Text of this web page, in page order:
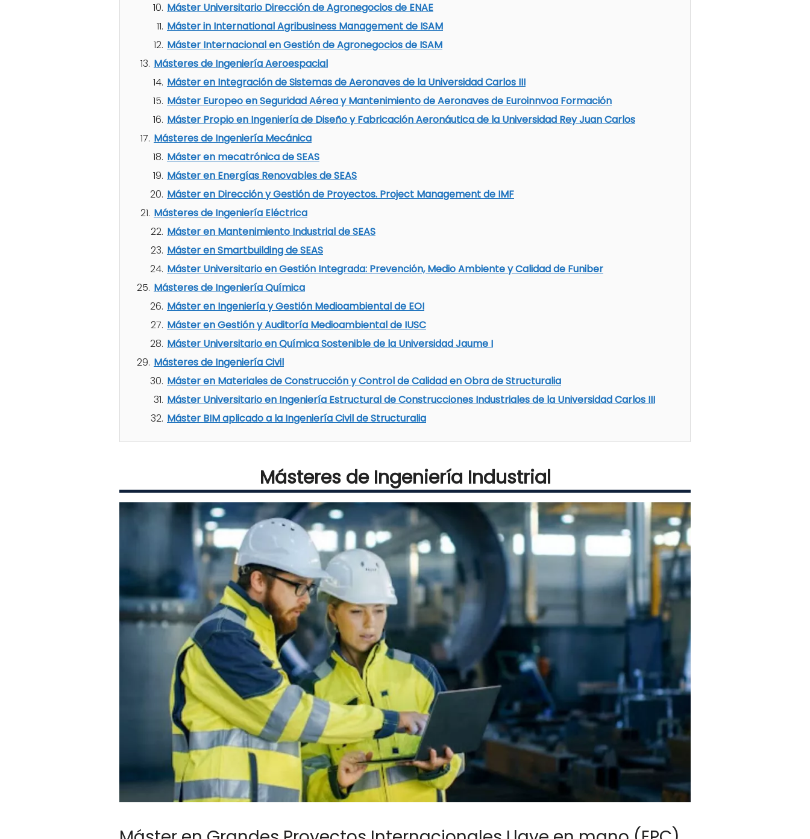
Máster Universitario Dirección de Agronegocios de ENAE
Máster in International Agribusiness Management de ISAM
Máster Internacional en Gestión de Agronegocios de ISAM
Másteres de Ingeniería Aeroespacial
Máster en Integración de Sistemas de Aeronaves de la Universidad Carlos III
Máster Europeo en Seguridad Aérea y Mantenimiento de Aeronaves de Euroinnvoa Formación
Máster Propio en Ingeniería de Diseño y Fabricación Aeronáutica de la Universidad Rey Juan Carlos
Másteres de Ingeniería Mecánica
Máster en mecatrónica de SEAS
Máster en Energías Renovables de SEAS
Máster en Dirección y Gestión de Proyectos. Project Management de IMF
Másteres de Ingeniería Eléctrica
Máster en Mantenimiento Industrial de SEAS
Máster en Smartbuilding de SEAS
Máster Universitario en Gestión Integrada: Prevención, Medio Ambiente y Calidad de Funiber
Másteres de Ingeniería Química
Máster en Ingeniería y Gestión Medioambiental de EOI
Máster en Gestión y Auditoría Medioambiental de IUSC
Máster Universitario en Química Sostenible de la Universidad Jaume I
Másteres de Ingeniería Civil
Máster en Materiales de Construcción y Control de Calidad en Obra de Structuralia
Máster Universitario en Ingeniería Estructural de Construcciones Industriales de la Universidad Carlos III
Máster BIM aplicado a la Ingeniería Civil de Structuralia
Másteres de Ingeniería Industrial